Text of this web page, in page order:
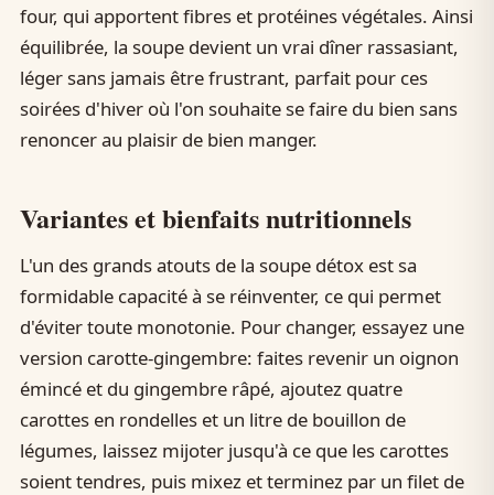
four, qui apportent fibres et protéines végétales. Ainsi
équilibrée, la soupe devient un vrai dîner rassasiant,
léger sans jamais être frustrant, parfait pour ces
soirées d'hiver où l'on souhaite se faire du bien sans
renoncer au plaisir de bien manger.
Variantes et bienfaits nutritionnels
L'un des grands atouts de la soupe détox est sa
formidable capacité à se réinventer, ce qui permet
d'éviter toute monotonie. Pour changer, essayez une
version carotte-gingembre: faites revenir un oignon
émincé et du gingembre râpé, ajoutez quatre
carottes en rondelles et un litre de bouillon de
légumes, laissez mijoter jusqu'à ce que les carottes
soient tendres, puis mixez et terminez par un filet de